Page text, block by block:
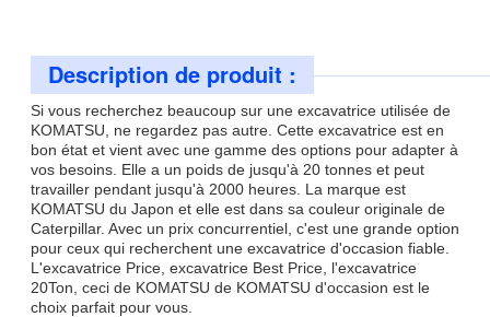
Description de produit :
Si vous recherchez beaucoup sur une excavatrice utilisée de
KOMATSU, ne regardez pas autre. Cette excavatrice est en
bon état et vient avec une gamme des options pour adapter à
vos besoins. Elle a un poids de jusqu'à 20 tonnes et peut
travailler pendant jusqu'à 2000 heures. La marque est
KOMATSU du Japon et elle est dans sa couleur originale de
Caterpillar. Avec un prix concurrentiel, c'est une grande option
pour ceux qui recherchent une excavatrice d'occasion fiable.
L'excavatrice Price, excavatrice Best Price, l'excavatrice
20Ton, ceci de KOMATSU de KOMATSU d'occasion est le
choix parfait pour vous.